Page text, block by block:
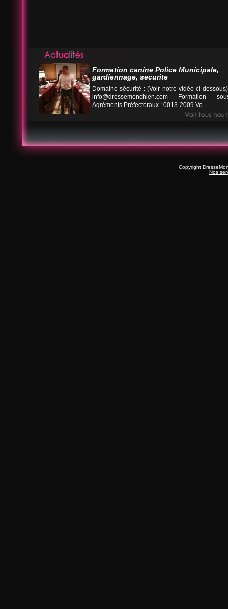
Formation canine Police Municipale,
gardiennage, securite
Domaine sécurité : (Voir notre vidéo ci
info@dressemonchien.com Formation
Agréments Préfectoraux : 0013-2009 Vo...
Copyright
Nos